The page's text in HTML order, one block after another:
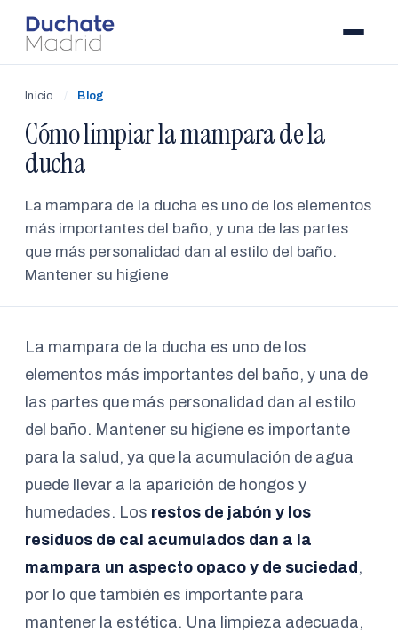
Inicio / Blog
Cómo limpiar la mampara de la
ducha
La mampara de la ducha es uno de los elementos
más importantes del baño, y una de las partes
que más personalidad dan al estilo del baño.
Mantener su higiene
La mampara de la ducha es uno de los
elementos más importantes del baño, y una de
las partes que más personalidad dan al estilo
del baño. Mantener su higiene es importante
para la salud, ya que la acumulación de agua
puede llevar a la aparición de hongos y
humedades. Los restos de jabón y los
residuos de cal acumulados dan a la
mampara un aspecto opaco y de suciedad ,
por lo que también es importante para
mantener la estética. Una limpieza adecuada,